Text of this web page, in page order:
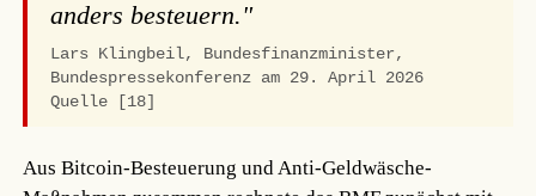
anders besteuern."
Lars Klingbeil, Bundesfinanzminister,
Bundespressekonferenz am 29. April 2026
Quelle [18]
Aus Bitcoin-Besteuerung und Anti-Geldwäsche-